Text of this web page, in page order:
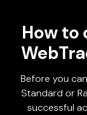
How to
Before you
Standard or
successful